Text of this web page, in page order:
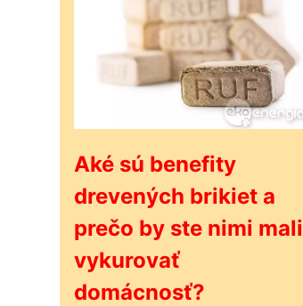
Aké sú benefity
drevených brikiet a
prečo by ste nimi mali
vykurovať
domácnosť?